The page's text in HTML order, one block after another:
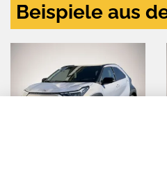
Beispiele aus